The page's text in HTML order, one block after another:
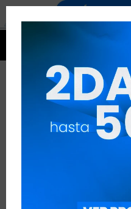
EL
VER